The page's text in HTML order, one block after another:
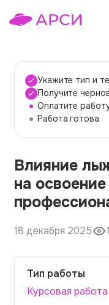
Темы работ
О сервисе
О компании
Наши гарантии
Вопросы и ответы
Контакты
Укажите тип и
Получите
Оплатите
Работа готова
Влияние
на освоение
18 декабря 2025 1
Тип работы
Курсовая работа